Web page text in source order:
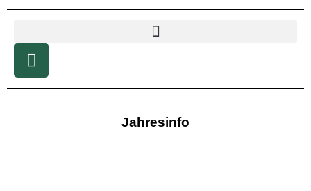
Jahresinfo